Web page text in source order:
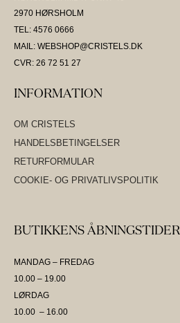
2970 HØRSHOLM
TEL: 4576 0666
MAIL: WEBSHOP@CRISTELS.DK
CVR: 26 72 51 27
INFORMATION
OM CRISTELS
HANDELSBETINGELSER
RETURFORMULAR
COOKIE- OG PRIVATLIVSPOLITIK
BUTIKKENS ÅBNINGSTIDER
MANDAG – FREDAG
10.00 – 19.00
LØRDAG
10.00 – 16.00